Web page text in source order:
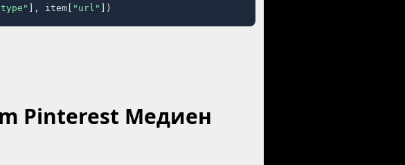
], item[ "url" ])
Pinterest Медиен